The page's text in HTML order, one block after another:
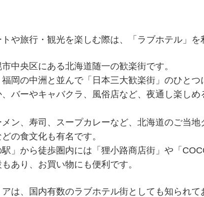
や旅行・観光を楽しむ際は、「ラブホテル」を
中央区にある北海道随一の歓楽街です。
岡の中洲と並んで「日本三大歓楽街」のひと
バーやキャバクラ、風俗店など、夜通し楽しめ
ン、寿司、スープカレーなど、北海道のご当地
の食文化も有名です。
」から徒歩圏内には「狸小路商店街」や「
あり、お買い物にも便利です。
は、国内有数のラブホテル街としても知られ